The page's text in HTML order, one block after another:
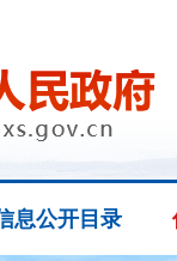
息公开目录